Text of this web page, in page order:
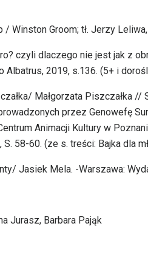
/ Winston Groom; tł. Jerzy
czyli dlaczego nie jest jak z
Albatrus, 2019, s.136. (5+ i
Małgorzata Piszczałka
przez Genowefę
Animacji Kultury w
S. 58-60. (ze s. treści: Bajka dla
Jasiek Mela. -Warszawa:
Jurasz, Barbara Pająk